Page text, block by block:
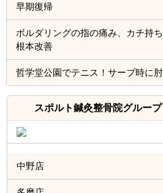
早期復帰
ボルダリングの指の痛み、カチ持
根本改善
哲学堂公園でテニス！サーブ時に
スポルト鍼灸整骨院グルー
中野店